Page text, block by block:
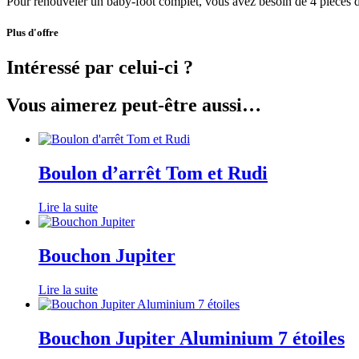
Plus d'offre
Intéressé par celui-ci ?
Vous aimerez peut-être aussi…
Boulon d’arrêt Tom et Rudi
Lire la suite
Bouchon Jupiter
Lire la suite
Bouchon Jupiter Aluminium 7 étoiles